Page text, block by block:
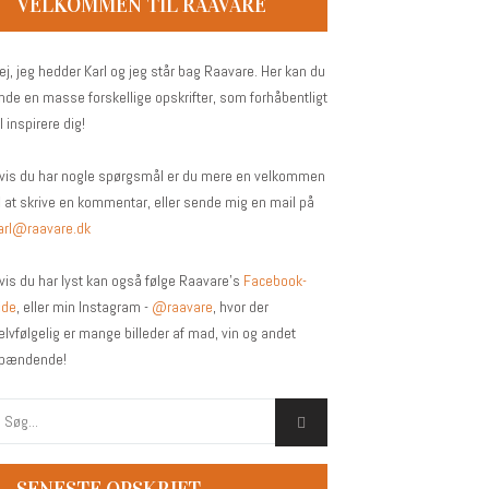
jeg hedder Karl og jeg står bag Raavare. Her kan du
en masse forskellige opskrifter, som forhåbentligt
inspirere dig!
du har nogle spørgsmål er du mere en velkommen
at skrive en kommentar, eller sende mig en mail på
du har lyst kan også følge Raavare’s Facebook-
, eller min Instagram - @raavare, hvor der
er mange billeder af mad, vin og andet